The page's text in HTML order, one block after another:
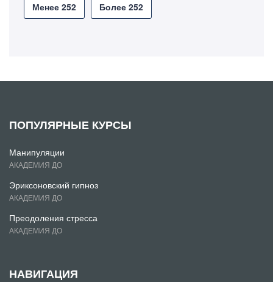
Менее 252 Более 252
ПОПУЛЯРНЫЕ КУРСЫ
Манипуляции
АКАДЕМИЯ ДО
Эриксоновский гипноз
АКАДЕМИЯ ДО
Преодоления стресса
АКАДЕМИЯ ДО
НАВИГАЦИЯ